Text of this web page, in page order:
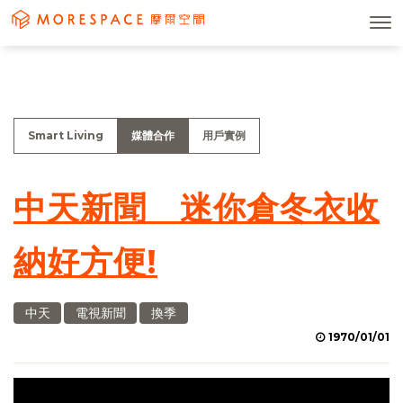
Smart Living 媒體合作 用戶實例
中天新聞 迷你倉冬衣收
納好方便!
中天 電視新聞 換季
1970/01/01